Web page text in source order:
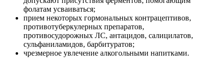
фолатам усваиваться;
прием некоторых гормональных контрацептивов,
противотуберкулерных препаратов,
противосудорожных ЛС, антацидов, салицилатов,
сульфаниламидов, барбитуратов;
чрезмерное увлечение алкогольными напитками.